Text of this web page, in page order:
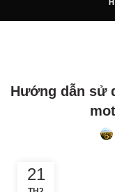
Hướng dẫn sử
21